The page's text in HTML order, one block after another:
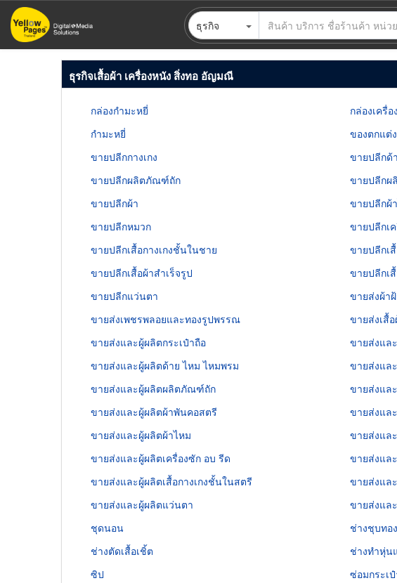
ข้าม
ไป
ธุรกิจ
ธุรกิจเสื้อผ้า เครื่องหนัง สิ่งทอ อัญมณี
กล่องกำมะหยี่ กล่องเครื่
กำมะหยี่
ของตกแต่
ขายปลีกกางเกง
ขายปลีกด้
ขายปลีกผลิตภัณฑ์ถัก
ขายปลีก
ขายปลีกผ้า
ขายปลีกผ้
ขายปลีกหมวก
ขายปลีกเ
ขายปลีกเสื้อกางเกงชั้นในชาย
ขายปลีกเ
ขายปลีกเสื้อผ้าสำเร็จรูป
ขายปลีกเ
ขายปลีกแว่นตา
ขายส่งผ้า
ขายส่งเพชรพลอยและทองรูปพรรณ
ขายส่งเสื้อ
ขายส่งและผู้ผลิตกระเป๋าถือ
ขายส่งแล
ขายส่งและผู้ผลิตด้าย ไหม ไหมพรม
ขายส่งแล
ขายส่งและผู้ผลิตผลิตภัณฑ์ถัก
ขายส่งแล
ขายส่งและผู้ผลิตผ้าพันคอสตรี
ขายส่งแล
ขายส่งและผู้ผลิตผ้าไหม
ขายส่งแล
ขายส่งและผู้ผลิตเครื่องซัก อบ รีด
ขายส่งแล
ขายส่งและผู้ผลิตเสื้อกางเกงชั้นในสตรี
ขายส่งแล
ขายส่งและผู้ผลิตแว่นตา
ขายส่งแล
ชุดนอน
ช่างชุบทอง
ช่างตัดเสื้อเชิ้ต
ช่างทำหุ่น
ซิป
ซ่อมกระเ